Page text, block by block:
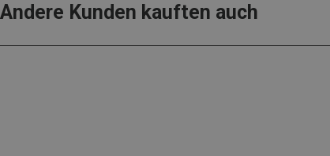
Andere Kunden kauften auch